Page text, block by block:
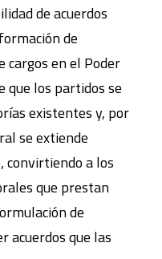
de acuerdos
de
cargos en el Poder
que los partidos se
existentes y, por
se extiende
convirtiendo a los
que prestan
de
acuerdos que las